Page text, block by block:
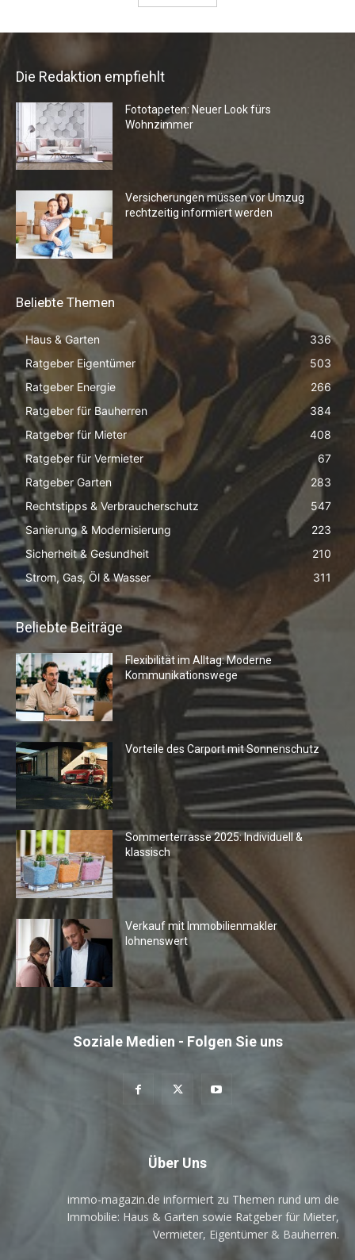
Die Redaktion empfiehlt
Fototapeten: Neuer Look fürs
Wohnzimmer
Versicherungen müssen vor Umzug
rechtzeitig informiert werden
Beliebte Themen
Haus & Garten
336
Ratgeber Eigentümer
503
Ratgeber Energie
266
Ratgeber für Bauherren
384
Ratgeber für Mieter
408
Ratgeber für Vermieter
67
Ratgeber Garten
283
Rechtstipps & Verbraucherschutz
547
Sanierung & Modernisierung
223
Sicherheit & Gesundheit
210
Strom, Gas, Öl & Wasser
311
Beliebte Beiträge
Flexibilität im Alltag: Moderne
Kommunikationswege
Vorteile des Carport mit Sonnenschutz
Sommerterrasse 2025: Individuell &
klassisch
Verkauf mit Immobilienmakler
lohnenswert
Soziale Medien - Folgen Sie uns
Über Uns
immo-magazin.de informiert zu Themen rund um die
Immobilie: Haus & Garten sowie Ratgeber für Mieter,
Vermieter, Eigentümer & Bauherren.